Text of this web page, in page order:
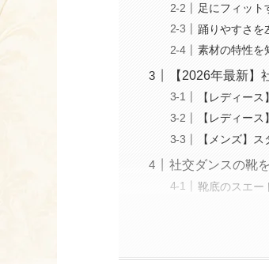
足にフィット
踊りやすさを
素材の特性を
【2026年最新
【レディー
【レディー
【メンズ】
社交ダンスの靴
靴底のスエー